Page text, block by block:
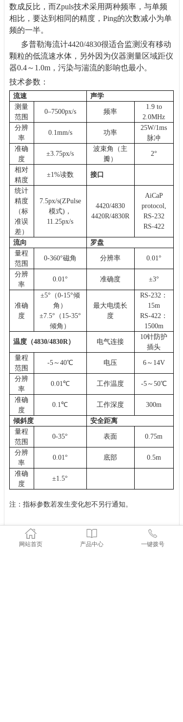
数成反比，而Zpuls技术采用两种频率，与单频
相比，要达到相同的精度，Ping的次数减小为单
频的一半。
多普勒海流计4420/4830很适合监测没有移动
颗粒的低流速水体，另外因为仪器测量区域距仪
器0.4～1.0m，污染与湍流的影响也最小。
技术参数：
流速
声学
测量
范围
0–7500px/s 频率
1.9 to
2.0MHz
分辨
率
0.1mm/s 功率
25W/1ms
脉冲
准确
度
±3.75px/s
波束角（主
瓣）
2°
相对
精度
±1%读数 接口
统计
精度
（标
准误
差）
7.5px/s(ZPulse
模式)，
11.25px/s
4420/4830
4420R/4830R
AiCaP
protocol,
RS-232
RS-422
流向
罗盘
量程
范围
0-360°磁角 分辨率 0.01°
分辨
率
0.01° 准确度 ±3°
准确
度
±5°（0-15°倾
角）
±7.5°（15-35°
倾角）
最大电缆长
度
RS-232：
15m
RS-422：
1500m
温度（4830/4830R） 电气连接
10针防护
插头
量程
范围
-5～40℃ 电压 6～14V
分辨
率
0.01℃ 工作温度 -5～50℃
准确
度
0.1℃ 工作深度 300m
倾斜度
安全距离
量程
范围
0-35° 表面 0.75m
分辨
率
0.01° 底部 0.5m
准确
度
±1.5°
注：指标参数若发生变化恕不另行通知。
网站首页 产品中心 一键拨号